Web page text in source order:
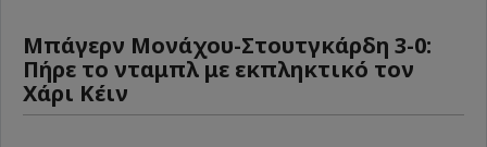
Μπάγερν Μονάχου-Στουτγκάρδη 3-0:
Πήρε το νταμπλ με εκπληκτικό τον
Χάρι Κέιν